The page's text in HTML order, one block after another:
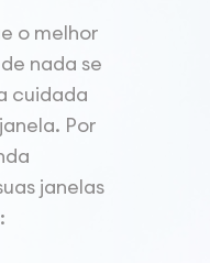
o melhor
nada se
cuidada
Por
janelas